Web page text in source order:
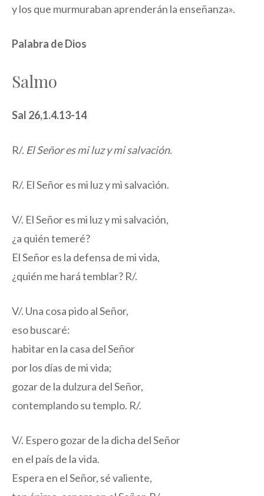
y los que murmuraban aprenderán la enseñanza».
Palabra de Dios
Salmo
Sal 26,1.4.13-14
R/. El Señor es mi luz y mi salvación.
R/. El Señor es mi luz y mi salvación.
V/. El Señor es mi luz y mi salvación,
¿a quién temeré?
El Señor es la defensa de mi vida,
¿quién me hará temblar? R/.
V/. Una cosa pido al Señor,
eso buscaré:
habitar en la casa del Señor
por los días de mi vida;
gozar de la dulzura del Señor,
contemplando su templo. R/.
V/. Espero gozar de la dicha del Señor
en el país de la vida.
Espera en el Señor, sé valiente,